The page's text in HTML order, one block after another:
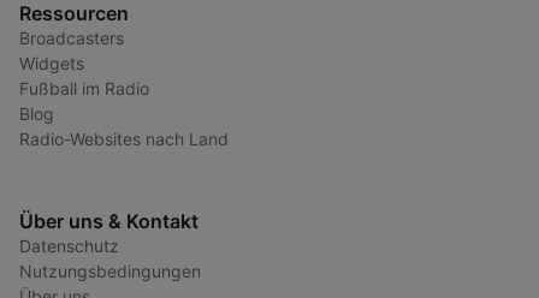
Ressourcen
Broadcasters
Widgets
Fußball im Radio
Blog
Radio-Websites nach Land
Über uns & Kontakt
Datenschutz
Nutzungsbedingungen